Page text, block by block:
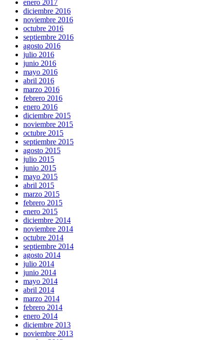
enero 2017
diciembre 2016
noviembre 2016
octubre 2016
septiembre 2016
agosto 2016
julio 2016
junio 2016
mayo 2016
abril 2016
marzo 2016
febrero 2016
enero 2016
diciembre 2015
noviembre 2015
octubre 2015
septiembre 2015
agosto 2015
julio 2015
junio 2015
mayo 2015
abril 2015
marzo 2015
febrero 2015
enero 2015
diciembre 2014
noviembre 2014
octubre 2014
septiembre 2014
agosto 2014
julio 2014
junio 2014
mayo 2014
abril 2014
marzo 2014
febrero 2014
enero 2014
diciembre 2013
noviembre 2013